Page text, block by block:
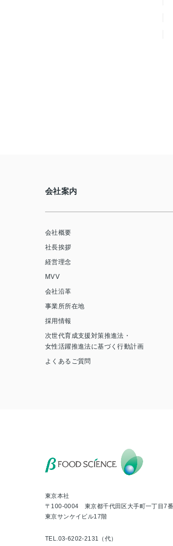
会社案内
会社概要
社長挨拶
経営理念
MVV
会社沿革
事業所所在地
採用情報
次世代育成支援対策推進法・
女性活躍推進法に基づく行動計画
よくあるご質問
東京本社
〒100-0004 東京都千代田区大手町一丁目7
東京サンケイビル17階
TEL.03-6202-2131（代）